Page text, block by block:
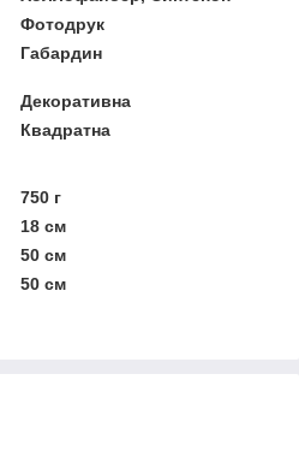
Фотодрук
Габардин
Декоративна
Квадратна
750 г
18 см
50 см
50 см